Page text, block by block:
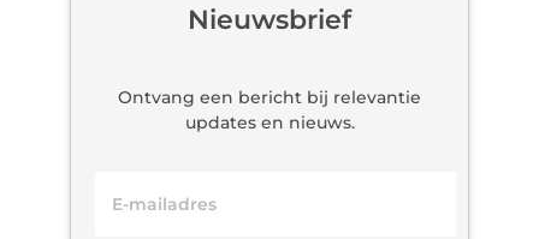
Nieuwsbrief
Ontvang een bericht bij relevantie
updates en nieuws.